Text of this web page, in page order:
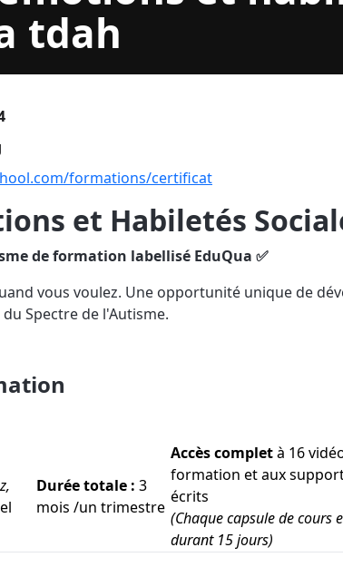
tdah
formations/certificat
et Habiletés
de formation labellisé EduQua ✅
vous voulez. Une opportunité unique de
Spectre de l'Autisme.
Durée totale : 3
mois /un trimestre
Accès completà 16
formation et aux
écrits
(Chaque capsule de cours
durant 15 jours)